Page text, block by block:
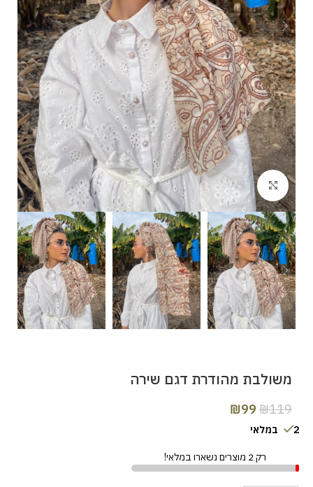
Click to enlarge
משולבת מהודרת דגם שירה
₪119
₪99
2 במלאי
רק 2 מוצרים נשארו במלאי!